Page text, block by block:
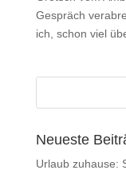
Gespräch
ich, schon viel
Neueste
Urlaub zuhause: